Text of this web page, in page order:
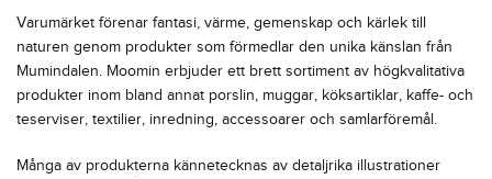
Varumärket förenar fantasi, värme, gemenskap och kärlek till
naturen genom produkter som förmedlar den unika känslan från
Mumindalen. Moomin erbjuder ett brett sortiment av högkvalitativa
produkter inom bland annat porslin, muggar, köksartiklar, kaffe- och
teserviser, textilier, inredning, accessoarer och samlarföremål.
Många av produkterna kännetecknas av detaljrika illustrationer